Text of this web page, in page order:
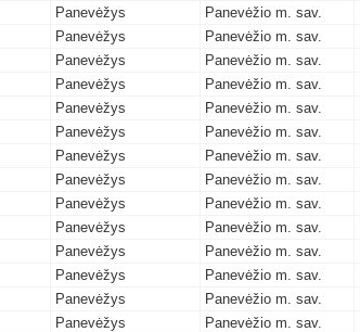
Panevėžys Panevėžio m. sav.
Panevėžys Panevėžio m. sav.
Panevėžys Panevėžio m. sav.
Panevėžys Panevėžio m. sav.
Panevėžys Panevėžio m. sav.
Panevėžys Panevėžio m. sav.
Panevėžys Panevėžio m. sav.
Panevėžys Panevėžio m. sav.
Panevėžys Panevėžio m. sav.
Panevėžys Panevėžio m. sav.
Panevėžys Panevėžio m. sav.
Panevėžys Panevėžio m. sav.
Panevėžys Panevėžio m. sav.
Panevėžys Panevėžio m. sav.